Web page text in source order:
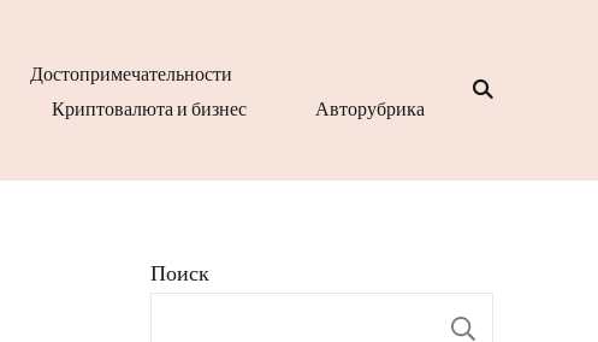
Достопримечательности
Криптовалюта и бизнес Авторубрика
Поиск